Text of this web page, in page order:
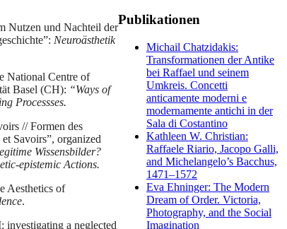
Nutzen und Nachteil der
Neuroästhetik
National Centre of
Basel (CH): “Ways of
Processses.
// Formen des
Savoirs”, organized
Wissensbilder?
epistemic Actions.
Aesthetics of
.
investigating a neglected
Publikationen
Michail Chatzidakis:
Transformationen der Antike
bei Raffael und seinem
Umkreis. Concetti
anticamente moderni e
modernamente antichi in der
Sala di Costantino
Kathleen W. Christian:
Raffaele Riario, Jacopo Galli,
and Michelangelo’s Bacchus,
1471–1572
Eva Ehninger: The Modern
Dream of Order. Victoria,
Photography, and the Social
Imagination